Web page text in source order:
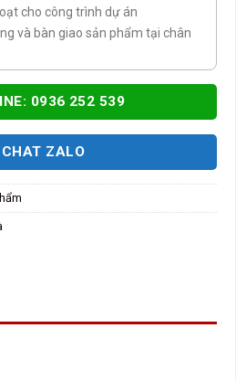
cho công trình dự án
và bàn giao sản phẩm tại chân
0936 252 539
CHAT ZALO